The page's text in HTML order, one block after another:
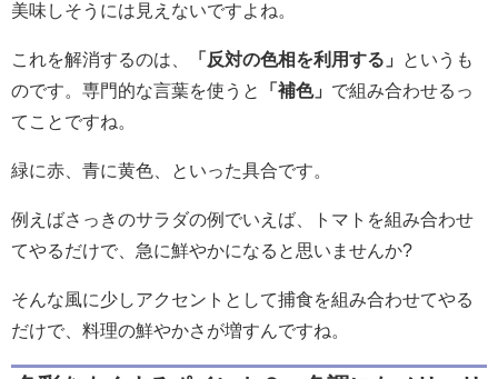
美味しそうには見えないですよね。
これを解消するのは、 「反対の色相を利用する」
というも
のです。専門的な言葉を使うと
「補色」 で組み合わせるっ
てことですね。
緑に赤、青に黄色、といった具合です。
例えばさっきのサラダの例でいえば、トマトを組み合わせ
てやるだけで、急に鮮やかになると思いませんか?
そんな風に少しアクセントとして捕食を組み合わせてやる
だけで、料理の鮮やかさが増すんですね。